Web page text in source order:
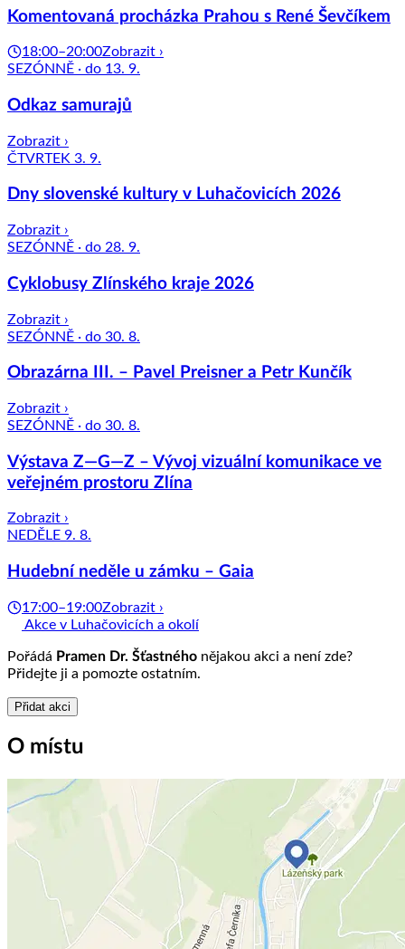
Komentovaná procházka Prahou s René Ševčíkem
18:00–20:00Zobrazit ›
SEZÓNNĚ · do 13. 9.
Odkaz samurajů
Zobrazit ›
ČTVRTEK 3. 9.
Dny slovenské kultury v Luhačovicích 2026
Zobrazit ›
SEZÓNNĚ · do 28. 9.
Cyklobusy Zlínského kraje 2026
Zobrazit ›
SEZÓNNĚ · do 30. 8.
Obrazárna III. – Pavel Preisner a Petr Kunčík
Zobrazit ›
SEZÓNNĚ · do 30. 8.
Výstava Z—G—Z – Vývoj vizuální komunikace ve
veřejném prostoru Zlína
Zobrazit ›
NEDĚLE 9. 8.
Hudební neděle u zámku – Gaia
17:00–19:00Zobrazit ›
Akce v Luhačovicích a okolí
Pořádá Pramen Dr. Šťastného nějakou akci a není zde?
Přidejte ji a pomozte ostatním.
Přidat akci
O místu